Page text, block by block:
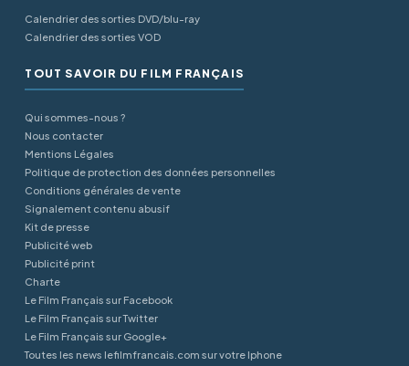
Calendrier des sorties DVD/blu-ray
Calendrier des sorties VOD
TOUT SAVOIR DU FILM FRANÇAIS
Qui sommes-nous ?
Nous contacter
Mentions Légales
Politique de protection des données personnelles
Conditions générales de vente
Signalement contenu abusif
Kit de presse
Publicité web
Publicité print
Charte
Le Film Français sur Facebook
Le Film Français sur Twitter
Le Film Français sur Google+
Toutes les news lefilmfrancais.com sur votre Iphone